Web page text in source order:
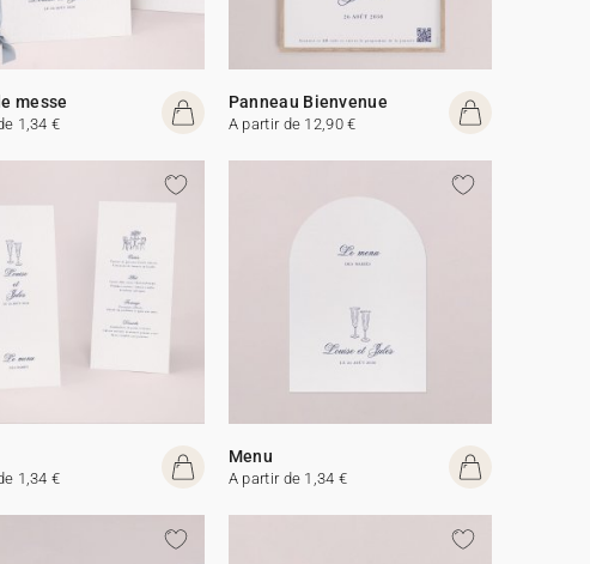
messe
1,34 €
Panneau Bienvenue
A partir de 12,90 €
1,34 €
Menu
A partir de 1,34 €